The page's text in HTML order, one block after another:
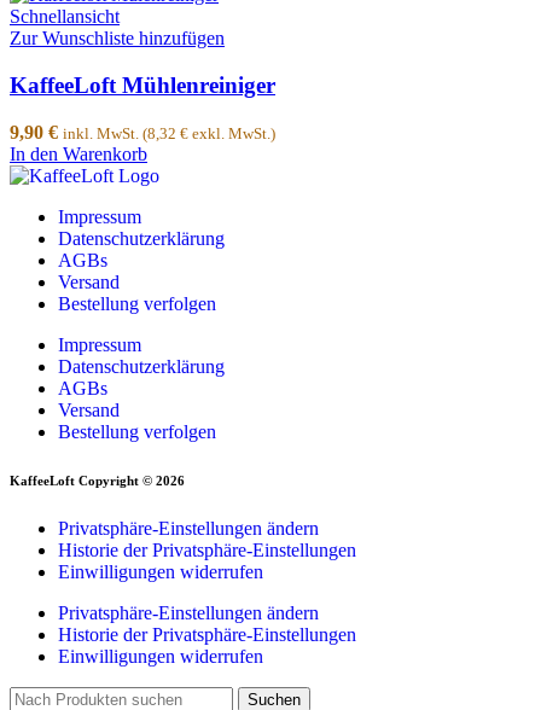
Schnellansicht
Zur Wunschliste hinzufügen
KaffeeLoft Mühlenreiniger
9,90 € inkl. MwSt. (8,32 € exkl. MwSt.)
In den Warenkorb
Impressum
Datenschutzerklärung
AGBs
Versand
Bestellung verfolgen
Impressum
Datenschutzerklärung
AGBs
Versand
Bestellung verfolgen
KaffeeLoft Copyright © 2026
Privatsphäre-Einstellungen ändern
Historie der Privatsphäre-Einstellungen
Einwilligungen widerrufen
Privatsphäre-Einstellungen ändern
Historie der Privatsphäre-Einstellungen
Einwilligungen widerrufen
Suchen